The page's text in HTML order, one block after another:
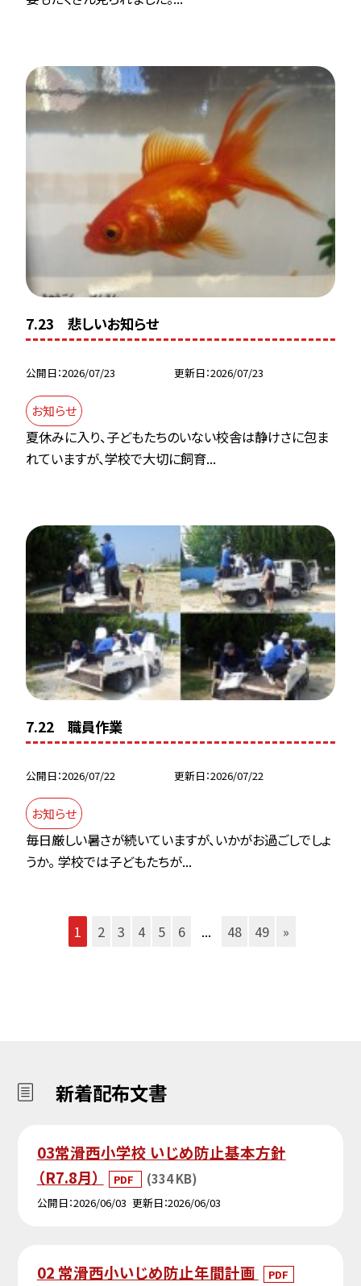
7.23 悲しいお知らせ
公開日 2026/07/23 更新日 2026/07/23
お知らせ
夏休みに入り、子どもたちのいない校舎は静けさに包ま
れていますが、学校で大切に飼育...
7.22 職員作業
公開日 2026/07/22 更新日 2026/07/22
お知らせ
毎日厳しい暑さが続いていますが、いかがお過ごしでしょ
うか。 学校では子どもたちが...
1 2 3 4 5 6 ... 48 49 »
新着配布文書
03常滑西小学校 いじめ防止基本方針
（R7.8月）
PDF (334 KB)
公開日 2026/06/03 更新日 2026/06/03
02 常滑西小いじめ防止年間計画 PDF